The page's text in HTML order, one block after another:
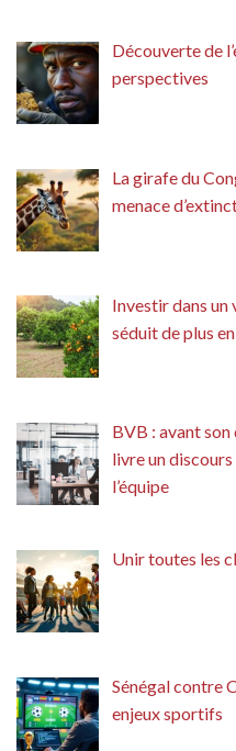
Découverte de
perspectives
La girafe du
menace
Investir dans un
séduit de plus
BVB : avant
livre un
l’équipe
Unir toutes les
Sénégal contre
enjeux sportifs